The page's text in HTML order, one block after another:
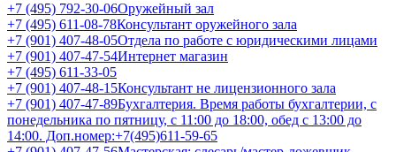
+7 (495) 792-30-06Оружейный зал
+7 (495) 611-08-78Консультант оружейного зала
+7 (901) 407-48-05Отдела по работе с юридическими лицами
+7 (901) 407-47-54Интернет магазин
+7 (495) 611-33-05
+7 (901) 407-48-15Консультант не лицензионного зала
+7 (901) 407-47-89Бухгалтерия. Время работы бухгалтерии, с
понедельника по пятницу, с 11:00 до 18:00, обед с 13:00 до
14:00. Доп.номер:+7(495)611-59-65